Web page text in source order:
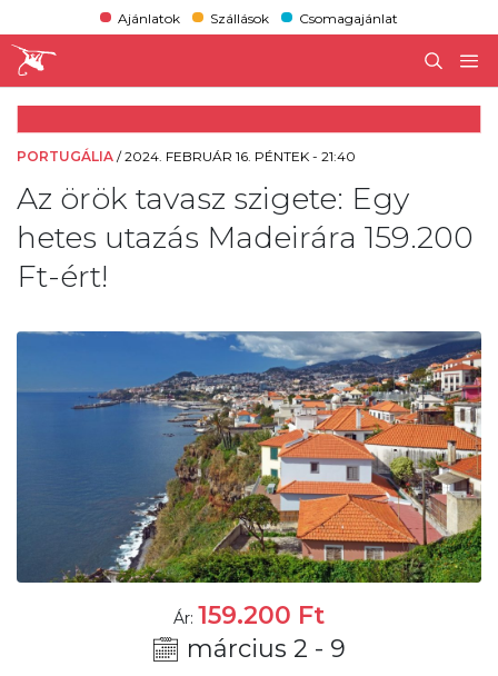
Ajánlatok Szállások Csomagajánlat
PORTUGÁLIA /2024. FEBRUÁR 16. PÉNTEK - 21:40
Az örök tavasz szigete: Egy
hetes utazás Madeirára 159.200
Ft-ért!
Ár: 159.200 Ft
március 2 - 9